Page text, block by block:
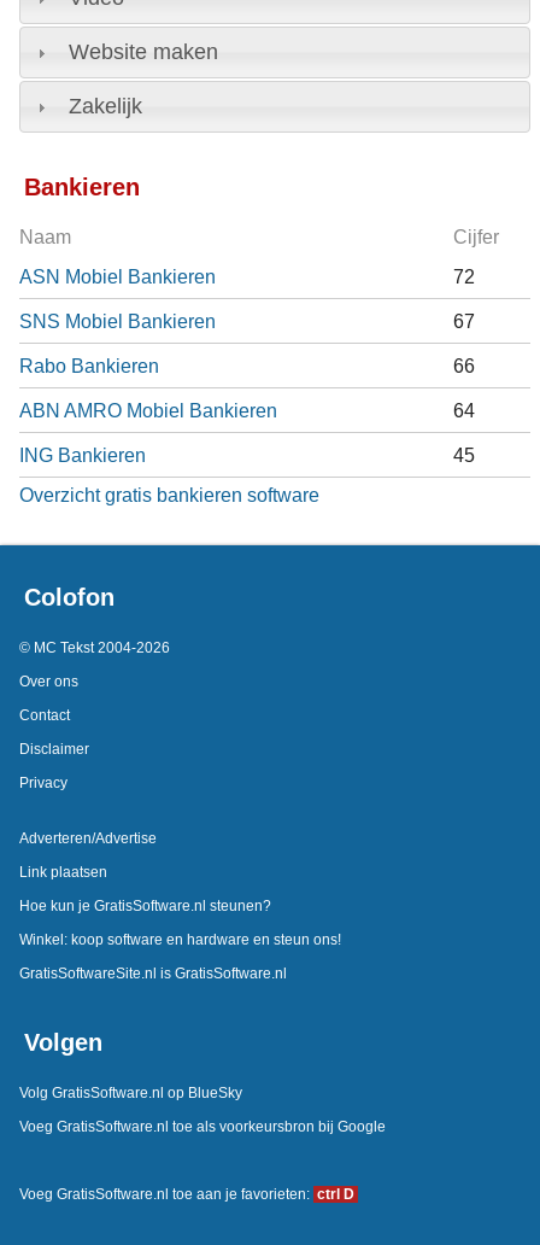
Website maken
Zakelijk
Bankieren
Naam Cijfer
ASN Mobiel Bankieren 72
SNS Mobiel Bankieren 67
Rabo Bankieren 66
ABN AMRO Mobiel Bankieren 64
ING Bankieren
45
Overzicht gratis bankieren software
Colofon
© MC Tekst 2004-2026
Over ons
Contact
Disclaimer
Privacy
Adverteren/Advertise
Link plaatsen
Hoe kun je GratisSoftware.nl steunen?
Winkel: koop software en hardware en steun ons!
GratisSoftwareSite.nl is GratisSoftware.nl
Volgen
Volg GratisSoftware.nl op BlueSky
Voeg GratisSoftware.nl toe als voorkeursbron bij Google
Voeg GratisSoftware.nl toe aan je favorieten: ctrl D